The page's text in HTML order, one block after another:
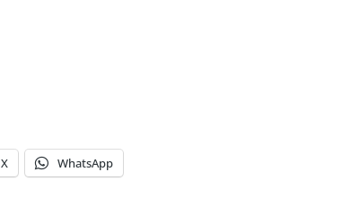
X WhatsApp